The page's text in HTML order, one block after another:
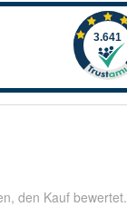
den Kauf bewertet.